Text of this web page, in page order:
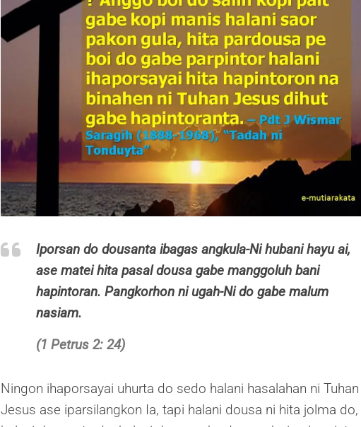
Iporsan do dousanta ibagas angkula-Ni hubani hayu ai,
ase matei hita pasal dousa gabe manggoluh bani
hapintoran. Pangkorhon ni ugah-Ni do gabe malum
nasiam.
(1 Petrus 2: 24)
Ningon ihaporsayai uhurta do sedo halani hasalahan ni Tuhan
Jesus ase iparsilangkon Ia, tapi halani dousa ni hita jolma do,